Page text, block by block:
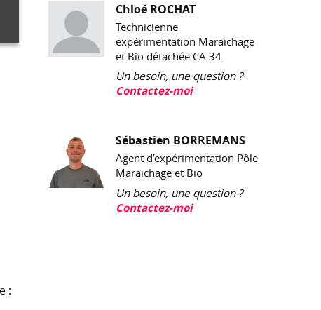
:
Chloé ROCHAT
Technicienne
expérimentation Maraichage
et Bio détachée CA 34
Un besoin, une question ?
Contactez-moi
Sébastien BORREMANS
Agent d’expérimentation Pôle
Maraichage et Bio
Un besoin, une question ?
Contactez-moi